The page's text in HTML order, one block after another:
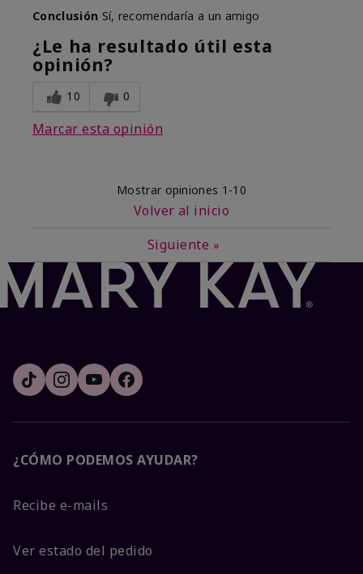
Conclusión Sí, recomendaría a un amigo
¿Le ha resultado útil esta
opinión?
10 0
Marcar esta opinión
Mostrar opiniones 1-10
Volver al inicio
Siguiente »
¿CÓMO PODEMOS AYUDAR?
Recibe e-mails
Ver estado del pedido